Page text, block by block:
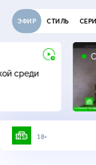
ЭФИР СТИЛЬ
среди
18+